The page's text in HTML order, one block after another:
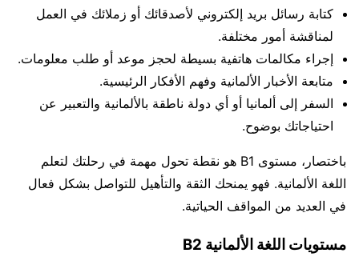
كتابة رسائل بريد إلكتروني لأصدقائك أو زملائك في العمل
لمناقشة أمور مختلفة.
إجراء مكالمات هاتفية بسيطة لحجز موعد أو طلب معلومات.
متابعة الأخبار الألمانية وفهم الأفكار الرئيسية.
السفر إلى ألمانيا أو أي دولة ناطقة بالألمانية والتعبير عن
احتياجاتك بوضوح.
باختصار، مستوى B1 هو نقطة تحول مهمة في رحلتك لتعلم
اللغة الألمانية. فهو يمنحك الثقة والتأهيل للتواصل بشكل فعال
في العديد من المواقف الحياتية.
مستويات اللغة الألمانية B2